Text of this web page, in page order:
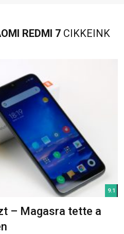
REDMI 7 CIKKEINK
9.1
– Magasra tette a